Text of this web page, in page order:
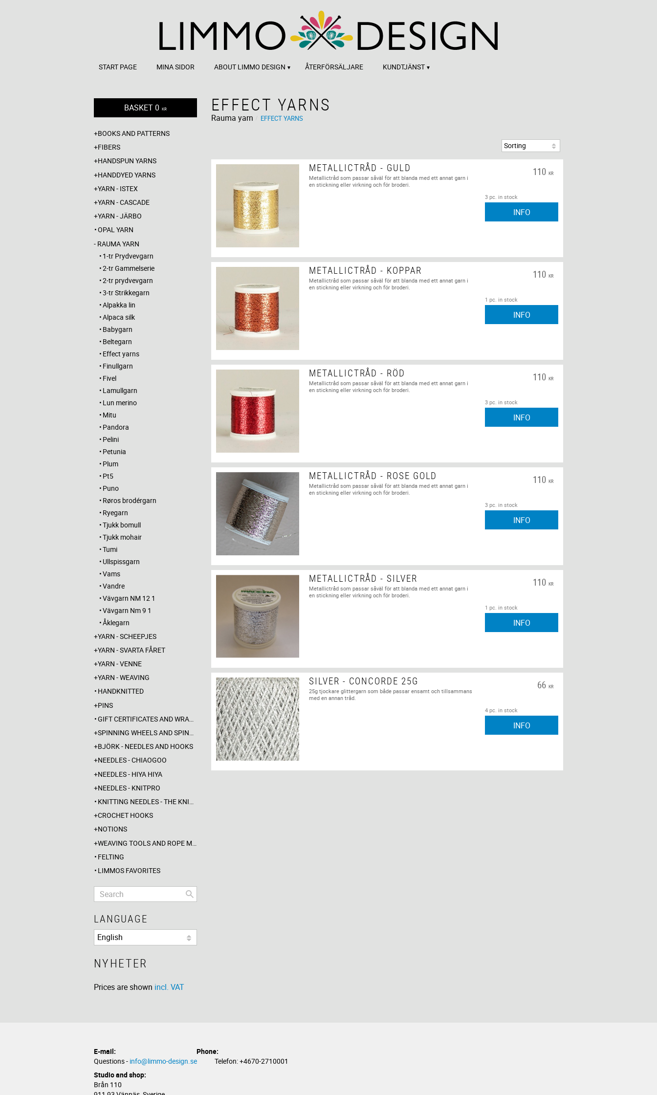
START PAGE MINA SIDOR ABOUT LIMMO DESIGN ÅTERFÖRSÄLJARE KUNDTJÄNST
EFFECT YARNS
Rauma yarn EFFECT YARNS
METALLICTRÅD - GULD
Metallictråd som passar såväl för att blanda med ett annat garn i
en stickning eller virkning och för broderi.
110 KR
3 pc. in stock
INFO
METALLICTRÅD - KOPPAR
Metallictråd som passar såväl för att blanda med ett annat garn i
en stickning eller virkning och för broderi.
110 KR
1 pc. in stock
INFO
METALLICTRÅD - RÖD
Metallictråd som passar såväl för att blanda med ett annat garn i
en stickning eller virkning och för broderi.
110 KR
3 pc. in stock
INFO
METALLICTRÅD - ROSE GOLD
Metallictråd som passar såväl för att blanda med ett annat garn i
en stickning eller virkning och för broderi.
110 KR
3 pc. in stock
INFO
METALLICTRÅD - SILVER
Metallictråd som passar såväl för att blanda med ett annat garn i
en stickning eller virkning och för broderi.
110 KR
1 pc. in stock
INFO
SILVER - CONCORDE 25G
25g tjockare glittergarn som både passar ensamt och tillsammans
med en annan tråd.
66 KR
4 pc. in stock
INFO
BASKET0 KR
BOOKS AND PATTERNS
FIBERS
HANDSPUN YARNS
HANDDYED YARNS
YARN - ISTEX
YARN - CASCADE
YARN - JÄRBO
OPAL YARN
RAUMA YARN
1-tr Prydvevgarn
2-tr Gammelserie
2-tr prydvevgarn
3-tr Strikkegarn
Alpakka lin
Alpaca silk
Babygarn
Beltegarn
Effect yarns
Finullgarn
Fivel
Lamullgarn
Lun merino
Mitu
Pandora
Pelini
Petunia
Plum
Pt5
Puno
Røros brodérgarn
Ryegarn
Tjukk bomull
Tjukk mohair
Tumi
Ullspissgarn
Vams
Vandre
Vävgarn NM 12 1
Vävgarn Nm 9 1
Åklegarn
YARN - SCHEEPJES
YARN - SVARTA FÅRET
YARN - VENNE
YARN - WEAVING
HANDKNITTED
PINS
GIFT CERTIFICATES AND WRAPPINGS
SPINNING WHEELS AND SPINDLES
BJÖRK - NEEDLES AND HOOKS
NEEDLES - CHIAOGOO
NEEDLES - HIYA HIYA
NEEDLES - KNITPRO
KNITTING NEEDLES - THE KNITTING BARBER
CROCHET HOOKS
NOTIONS
WEAVING TOOLS AND ROPE MAKING
FELTING
LIMMOS FAVORITES
LANGUAGE
NYHETER
Prices are shown incl. VAT
E-mail:
Phone:
Questions - info@limmo-design.se Telefon: +4670-2710001
Studio and shop:
Brån 110